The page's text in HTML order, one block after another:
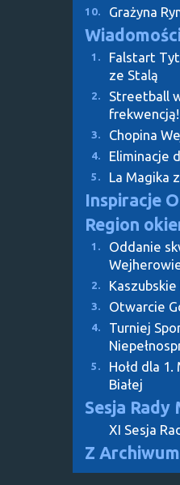
10. Grażyna
1.
Falstart
ze Stalą
2.
Streetball
frekwencją!
3. Chopina
4. Eliminacje
5. La Magika
Inspiracje
Region
1.
Oddanie
2.
3. Otwarcie
4.
Turniej
5.
Hołd dla
Białej
Sesja Rady
XI Sesja
Z